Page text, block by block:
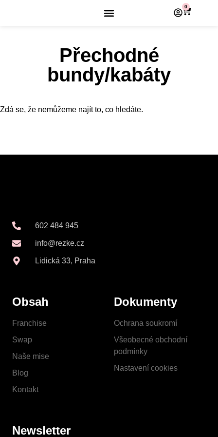
0
Přechodné
bundy/kabáty
Zdá se, že nemůžeme najít to, co hledáte.
602 484 945
info@rezke.cz
Lidická 33, Praha
Obsah
Franchise
Swap
Naše mise
Blog
Kontakt
Dokumenty
Ochrana soukromí
Všeobecné obchodní
podmínky
Nastavení cookies
Newsletter